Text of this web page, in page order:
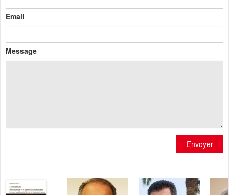
Email
Message
Envoyer